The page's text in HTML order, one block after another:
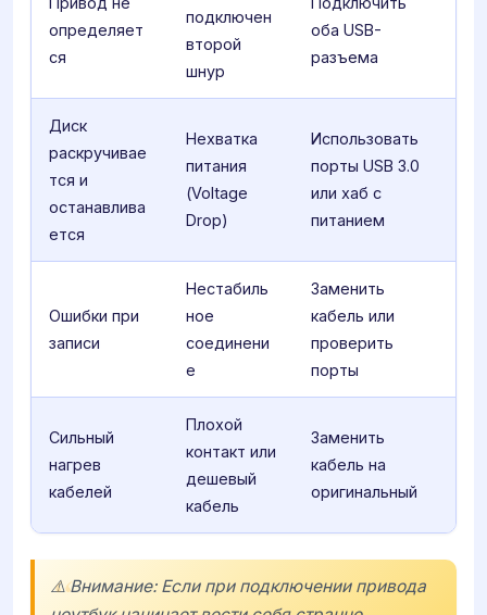
определяет
ся
подключен
второй
шнур
оба USB-
разъема
Диск
раскручивае
тся и
останавлива
ется
Нехватка
питания
(Voltage
Drop)
Использовать
порты USB 3.0
или хаб с
питанием
Ошибки при
записи
Нестабиль
ное
соединени
е
Заменить
кабель или
проверить
порты
Сильный
нагрев
кабелей
Плохой
контакт или
дешевый
кабель
Заменить
кабель на
оригинальный
⚠️ Внимание: Если при подключении привода